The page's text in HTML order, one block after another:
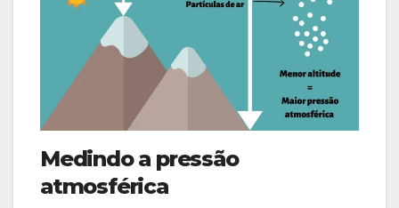
Medindo a pressão
atmosférica